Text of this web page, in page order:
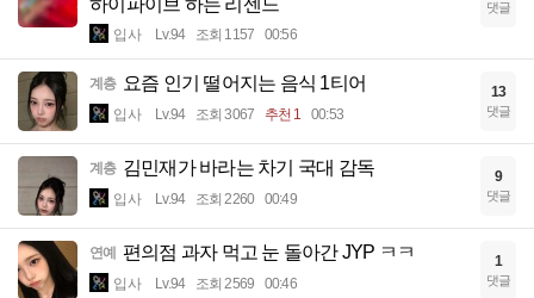
입사 Lv.94 조회 1157 00:56
댓글
계층 요즘 인기 떨어지는 음식 1티어
입사 Lv.94 조회 3067 추천 1 00:53
13
댓글
계층 김민재가 바라는 차기 국대 감독
입사 Lv.94 조회 2260 00:49
9
댓글
연예 편의점 과자 먹고 눈 돌아간 JYP ㅋㅋ
입사 Lv.94 조회 2569 00:46
1
댓글